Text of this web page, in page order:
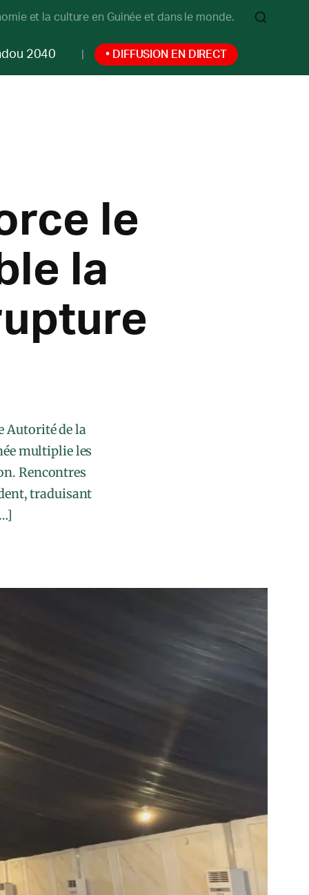
et la culture en Guinée et dans le monde.
2040 • DIFFUSION EN DIRECT
le
la
Autorité de la
multiplie les
Rencontres
traduisant